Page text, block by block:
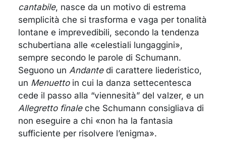
cantabile, nasce da un motivo di estrema
semplicità che si trasforma e vaga per tonalità
lontane e imprevedibili, secondo la tendenza
schubertiana alle «celestiali lungaggini»,
sempre secondo le parole di Schumann.
Seguono un Andantedi carattere liederistico,
un Menuettoin cui la danza settecentesca
cede il passo alla “viennesità” del valzer, e un
Allegretto finaleche Schumann consigliava di
non eseguire a chi «non ha la fantasia
sufficiente per risolvere l’enigma».